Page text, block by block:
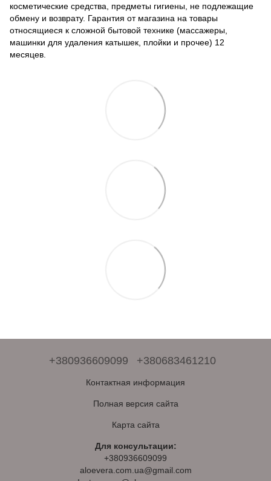
косметические средства, предметы гигиены, не подлежащие
обмену и возврату. Гарантия от магазина на товары
относящиеся к сложной бытовой технике (массажеры,
машинки для удаления катышек, плойки и прочее) 12
месяцев.
+380936609099 +380683461210
Контактная информация
Полная версия сайта
Карта сайта
Для консультации:
+380936609099
aloevera.com.ua@gmail.com